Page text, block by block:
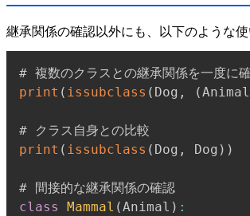
継承関係の確認以外にも、以下のような
print ( issubclass ( Dog , (Animal
print ( issubclass ( Dog , Dog ) )
class
Mammal (Animal ) :